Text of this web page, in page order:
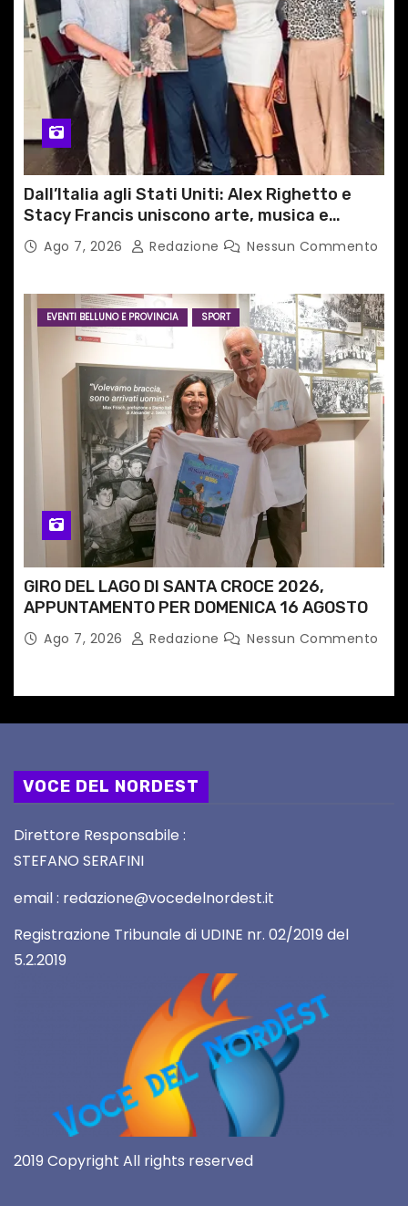
Dall’Italia agli Stati Uniti: Alex Righetto e
Stacy Francis uniscono arte, musica e
tecnologia in un nuovo progetto
internazionale”
Ago 7, 2026 Redazione Nessun Commento
EVENTI BELLUNO E PROVINCIA SPORT
GIRO DEL LAGO DI SANTA CROCE 2026,
APPUNTAMENTO PER DOMENICA 16 AGOSTO
Ago 7, 2026 Redazione Nessun Commento
VOCE DEL NORDEST
Direttore Responsabile :
STEFANO SERAFINI
email : redazione@vocedelnordest.it
Registrazione Tribunale di UDINE nr. 02/2019 del
5.2.2019
2019 Copyright All rights reserved